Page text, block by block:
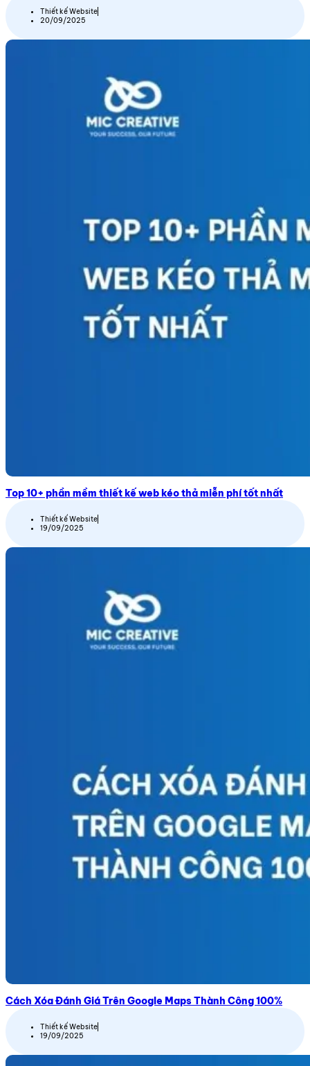
Thiết kế Website
20/09/2025
Top 10+ phần mềm thiết kế web kéo thả miễn phí tốt nhất
Thiết kế Website
19/09/2025
Cách Xóa Đánh Giá Trên Google Maps Thành Công 100%
Thiết kế Website
19/09/2025